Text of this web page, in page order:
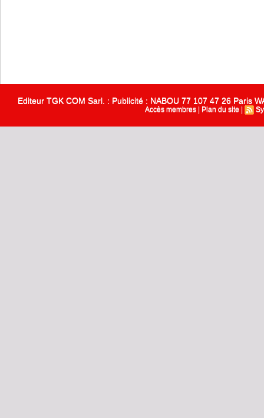
Editeur TGK COM Sarl. : Publicité : NABOU 77 107 47 26 Paris
Accès membres Plan du site